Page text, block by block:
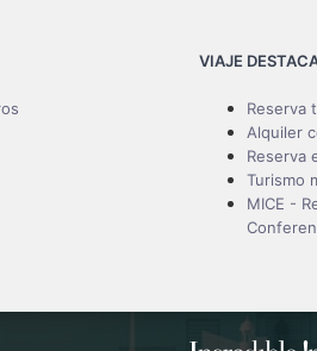
VIAJE
Reserva
Alquiler
Reserva
Turismo
MICE -